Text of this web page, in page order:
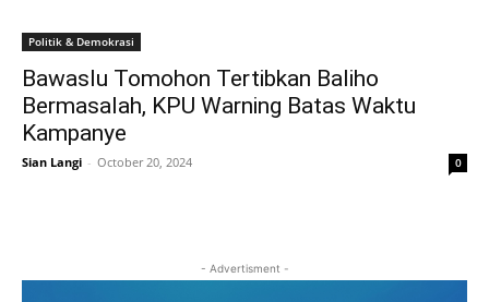
Politik & Demokrasi
Bawaslu Tomohon Tertibkan Baliho
Bermasalah, KPU Warning Batas Waktu
Kampanye
Sian Langi - October 20, 2024 0
- Advertisment -